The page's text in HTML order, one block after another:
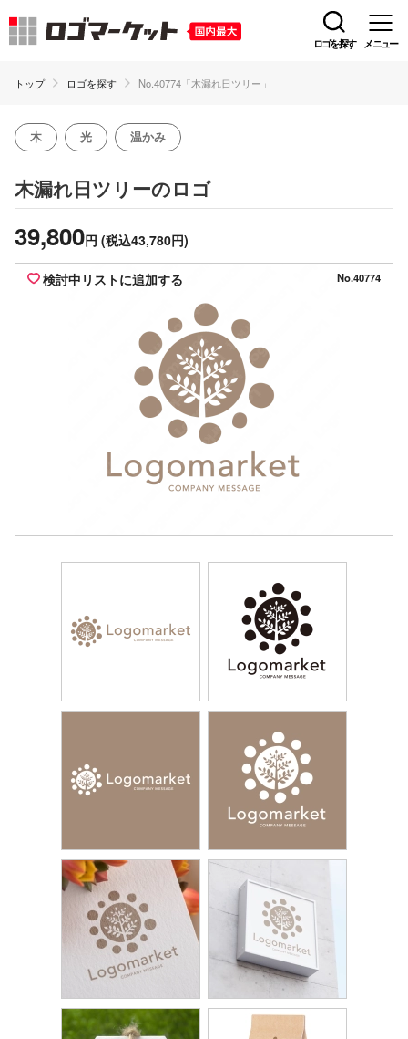
ロゴを探す メニュー
トップ ロゴを探す No.40774「木漏れ日ツリー」
木 光 温かみ
木漏れ日ツリーのロゴ
39,800円 (税込43,780円)
検討中リストに追加する No.40774